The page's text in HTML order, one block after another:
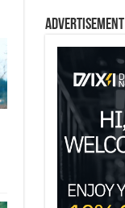
Advertisement